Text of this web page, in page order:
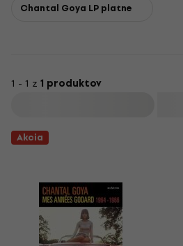
Chantal Goya LP platne
1 - 1 z 1 produktov
Akcia